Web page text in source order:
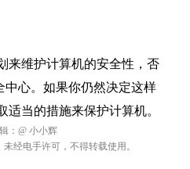
来维护计算机的安全性，否
中心。如果你仍然决定这样
当的措施来保护计算机。
： @ 小小辉
经电手许可，不得转载使用。